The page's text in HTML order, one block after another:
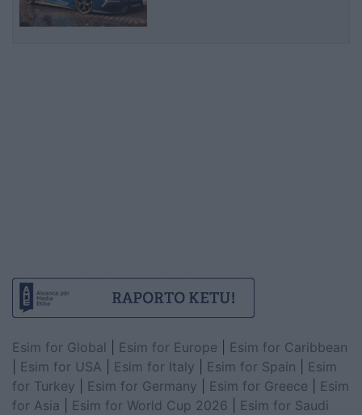
Esim for Global Esim for Europe
Esim for Caribbean
Esim for USA Esim for Italy Esim for Spain
Esim
for Turkey
Esim for Germany Esim for Greece
Esim
for Asia
Esim for World Cup 2026
Esim for Saudi